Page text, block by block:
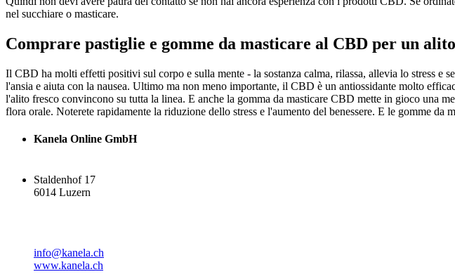
nel succhiare o masticare.
Comprare pastiglie e gomme da masticare al CBD per un alito
Il CBD ha molti effetti positivi sul corpo e sulla mente - la sostanza calma, rilassa, allevia lo stress
l'ansia e aiuta con la nausea. Ultimo ma non meno importante, il CBD è un antiossidante molto
l'alito fresco convincono su tutta la linea. E anche la gomma da masticare CBD mette in gioco una
flora orale. Noterete rapidamente la riduzione dello stress e l'aumento del benessere. E le gomme
Kanela Online GmbH
Staldenhof 17
6014 Luzern
info@kanela.ch
www.kanela.ch